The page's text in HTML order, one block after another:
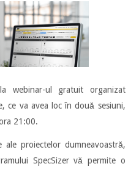
webinar-ul gratuit organizat
ce va avea loc în două sesiuni,
21:00.
ale proiectelor dumneavoastră,
SpecSizer vă permite o